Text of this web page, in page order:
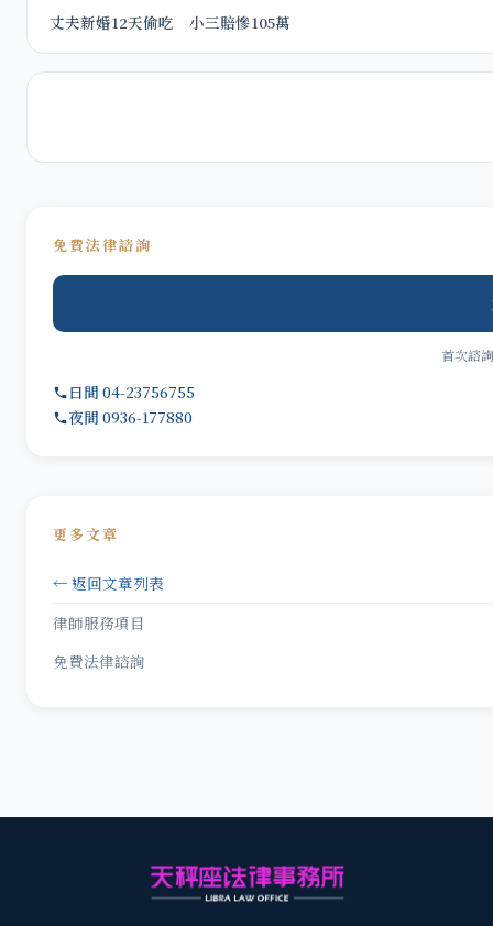
丈夫新婚12天偷吃 小三賠慘105萬
免費法律諮詢
首次諮
日間 04-23756755
夜間 0936-177880
更多文章
← 返回文章列表
律師服務項目
免費法律諮詢